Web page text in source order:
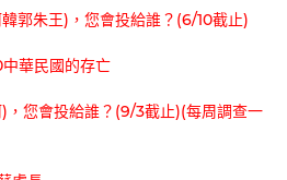
郭朱王)，您會投給誰？(6/10截止)
華民國的存亡
，您會投給誰？(9/3截止)(每周調查一